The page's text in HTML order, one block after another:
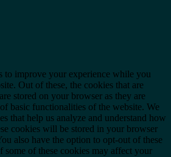
to improve your experience while you
Out of these, the cookies that are
stored on your browser as they are
basic functionalities of the website. We
that help us analyze and understand how
cookies will be stored in your browser
also have the option to opt-out of these
of these cookies may affect your